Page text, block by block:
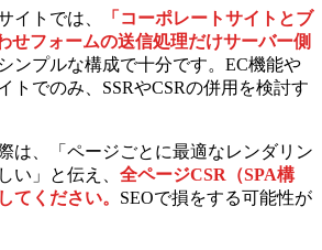
イトでは、
「コーポレートサイトとブ
せフォームの送信処理だけサーバー側
ンプルな構成で十分です。EC機能や
トでのみ、SSRやCSRの併用を検討す
は、「ページごとに最適なレンダリン
い」と伝え、 全ページCSR（SPA構
てください。 SEOで損をする可能性が